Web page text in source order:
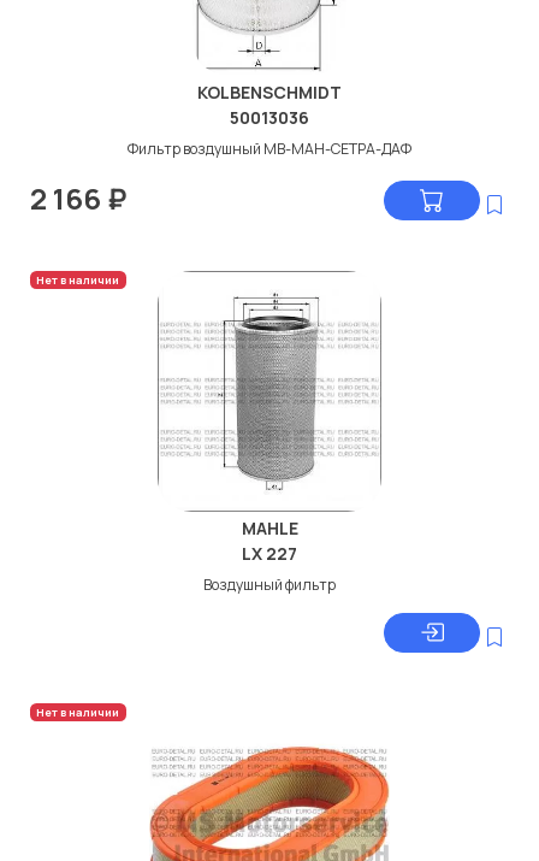
KOLBENSCHMIDT
50013036
Фильтр воздушный МВ-МАН-СЕТРА-ДАФ
2 166 ₽
Нет в наличии
MAHLE
LX 227
Воздушный фильтр
Нет в наличии